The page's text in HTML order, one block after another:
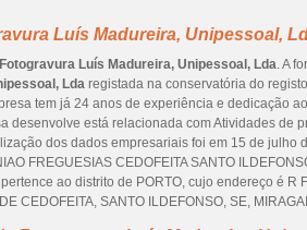
Luís Madureira, Unipessoal,
Fotogravura Luís Madureira, Unipessoal, Lda. A
Lda registada na conservatória do
tem já 24 anos de experiência e dedicação
desenvolve está relacionada com Atividades de
dos dados empresariais foi em 15 de julho
FREGUESIAS CEDOFEITA SANTO
ao distrito de PORTO, cujo endereço é R
CEDOFEITA, SANTO ILDEFONSO, SE,